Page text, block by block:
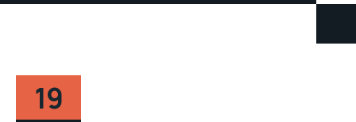
19